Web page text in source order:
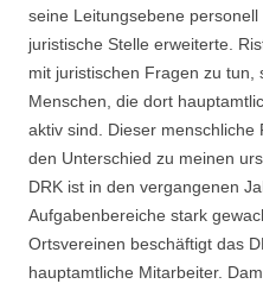
seine Leitungsebene
juristische Stelle erweiterte.
mit juristischen Fragen zu tun,
Menschen, die dort
aktiv sind. Dieser
den Unterschied zu meinen
DRK ist in den vergangenen
Aufgabenbereiche stark
Ortsvereinen beschäftigt das
hauptamtliche Mitarbeiter.